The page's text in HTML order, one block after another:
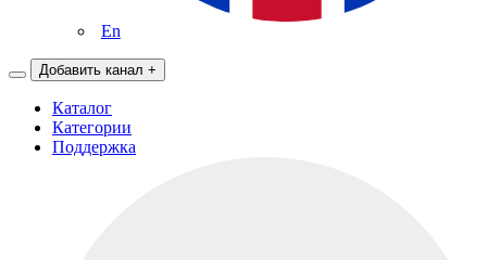
En
Добавить канал +
Каталог
Категории
Поддержка